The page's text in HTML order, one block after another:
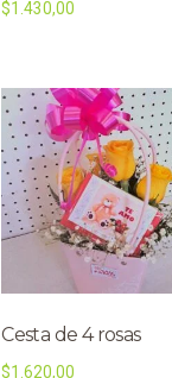
$1.430,00
Cesta de 4 rosas
$1.620,00